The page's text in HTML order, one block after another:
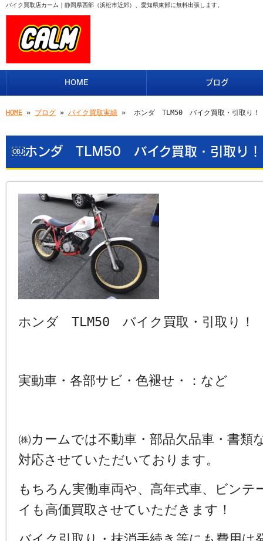
バイク買取店カーム｜静岡県西部（浜松市近郊）、愛知県東部に無料出張します。
HOME ブログ
HOME » ブログ » バイク買取実績 » ￼ホンダ TLM50 バイク買取・引取り
￼ホンダ TLM50 バイク買取・引取り
ホンダ TLM50 バイク買取・引取り！
実動車・各部サビ・色褪せ・：など
㈱カームでは不動車・部品欠品車・書類
対応させていただいております。
もちろん実働車両や、高年式車、ビンテ
イも高価買取させていただきます！